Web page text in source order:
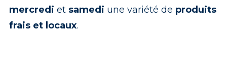
mercredi et samedi une variété de produits
frais et locaux.